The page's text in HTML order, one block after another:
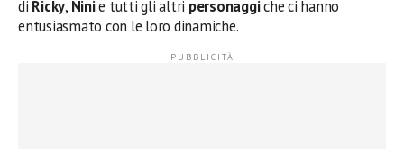
di Ricky, Ninie tutti gli altri personaggiche ci hanno
entusiasmato con le loro dinamiche.